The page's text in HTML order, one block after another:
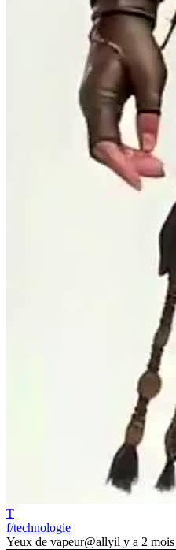
T
f/technologie
Yeux de vapeur@allyil y a 2 mois